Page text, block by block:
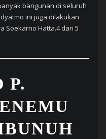
bangunan di seluruh
ini juga dilakukan
Soekarno Hatta.4 dari 5
P.